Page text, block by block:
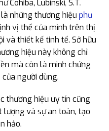
Cohiba, Lubinski, S.T.
những thương hiệu phụ
vị thế của mình trên thị
và thiết kế tinh tế. Sở hữu
hiệu này không chỉ
mà còn là minh chứng
người dùng.
thương hiệu uy tín cũng
lượng và sự an toàn, tạo
hảo.